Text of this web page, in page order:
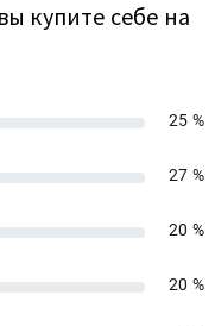
купите себе на
25 %
27 %
20 %
20 %